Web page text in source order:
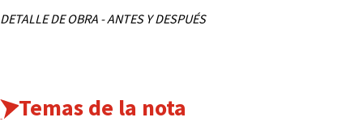
DETALLE DE OBRA - ANTES Y DESPUÉS
Temas de la nota